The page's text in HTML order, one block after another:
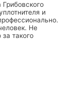
и
Не
такого